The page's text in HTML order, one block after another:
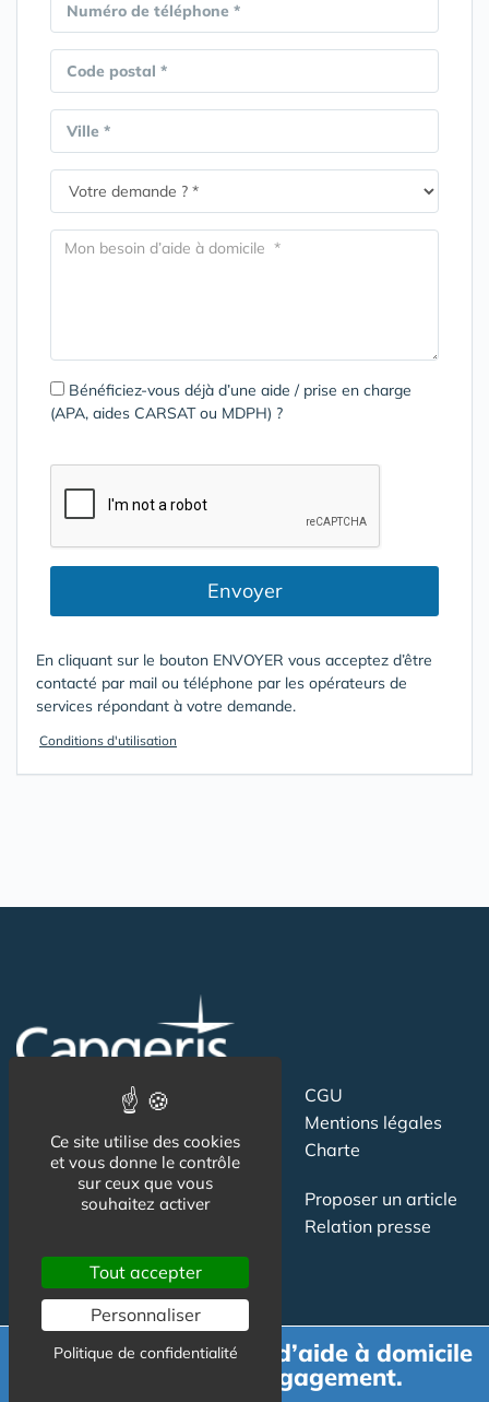
Numéro de téléphone *
Code postal *
Ville *
Bénéficiez-vous déjà d’une aide / prise en charge
(APA, aides CARSAT ou MDPH) ?
Envoyer
En cliquant sur le bouton ENVOYER vous acceptez d’être
contacté par mail ou téléphone par les opérateurs de
services répondant à votre demande.
Conditions d'utilisation
CGU
Mentions légales
Charte
Contact
Publicité
Proposer un article
Relation presse
Demande de devis d’aide à domicile
gratuit et sans engagement.
Ce site utilise des cookies
et vous donne le contrôle
sur ceux que vous
souhaitez activer
Tout accepter
Personnaliser
Politique de confidentialité